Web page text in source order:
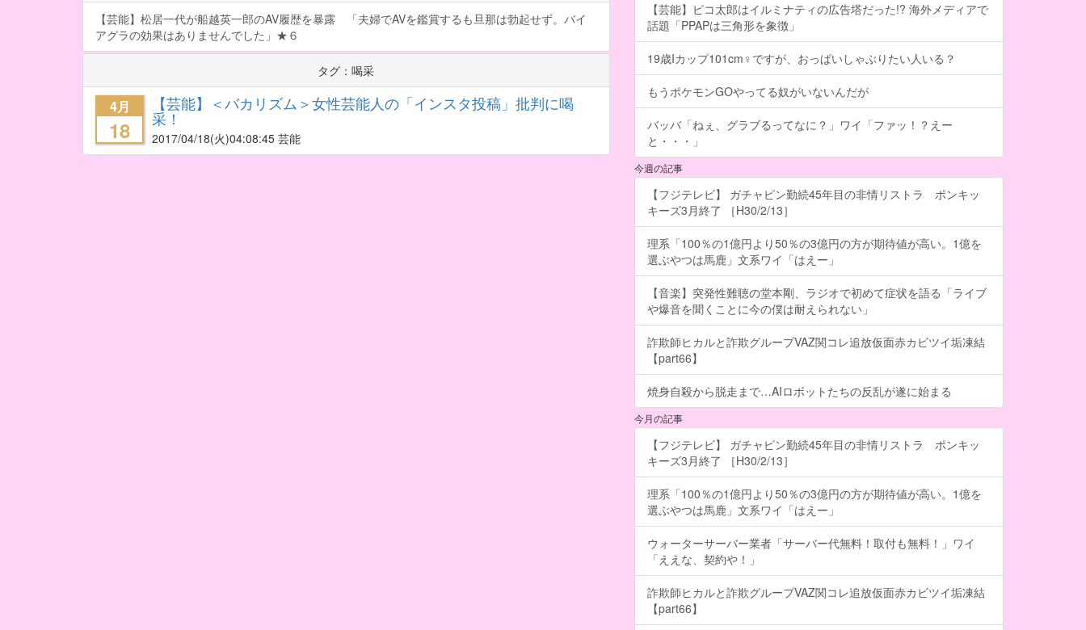
【芸能】松居一代が船越英一郎のAV履歴を暴露 「夫婦でAVを鑑賞するも旦那は勃起せず。バイ
アグラの効果はありませんでした」★６
タグ：喝采
4月
18
【芸能】＜バカリズム＞女性芸能人の「インスタ投稿」批判に喝
采！
2017/04/18(火)04:08:45 芸能
【芸能】ピコ太郎はイルミナティの広告塔だった!? 海外メディアで
話題「PPAPは三角形を象徴」
19歳Iカップ101cm♀ですが、おっぱいしゃぶりたい人いる？
もうポケモンGOやってる奴がいないんだが
バッバ「ねぇ、グラブるってなに？」ワイ「ファッ！？えー
と・・・」
今週の記事
【フジテレビ】 ガチャピン勤続45年目の非情リストラ ポンキッ
キーズ3月終了 ［H30/2/13］
理系「100％の1億円より50％の3億円の方が期待値が高い。1億を
選ぶやつは馬鹿」文系ワイ「はえー」
【音楽】突発性難聴の堂本剛、ラジオで初めて症状を語る「ライブ
や爆音を聞くことに今の僕は耐えられない」
詐欺師ヒカルと詐欺グループVAZ関コレ追放仮面赤カビツイ垢凍結
【part66】
焼身自殺から脱走まで…AIロボットたちの反乱が遂に始まる
今月の記事
【フジテレビ】 ガチャピン勤続45年目の非情リストラ ポンキッ
キーズ3月終了 ［H30/2/13］
理系「100％の1億円より50％の3億円の方が期待値が高い。1億を
選ぶやつは馬鹿」文系ワイ「はえー」
ウォーターサーバー業者「サーバー代無料！取付も無料！」ワイ
「ええな、契約や！」
詐欺師ヒカルと詐欺グループVAZ関コレ追放仮面赤カビツイ垢凍結
【part66】